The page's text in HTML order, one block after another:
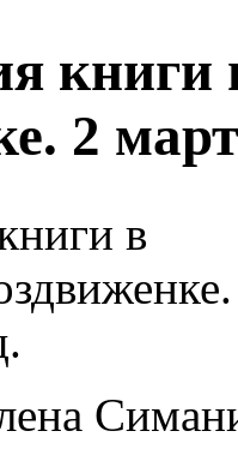
книги
2